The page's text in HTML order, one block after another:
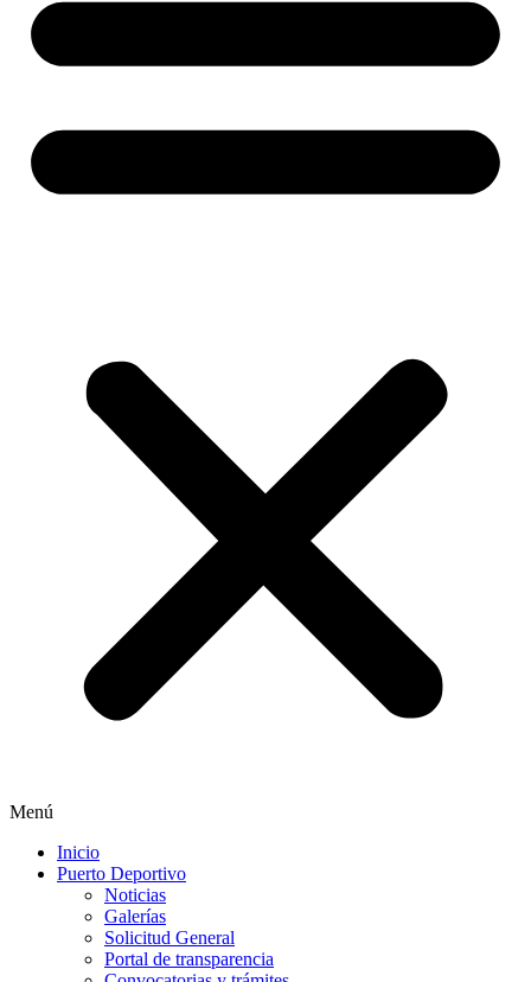
Menú
Inicio
Puerto Deportivo
Noticias
Galerías
Solicitud General
Portal de transparencia